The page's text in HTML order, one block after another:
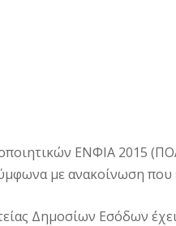
ΕΝΦΙΑ 2015
με ανακοίνωση
Δημοσίων Εσόδων